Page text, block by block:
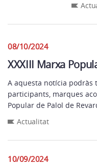
08/10/2024
XXXIII Marxa
A aquesta notícia podràs
participants, marques
Popular de Palol de
Actualitat
10/09/2024